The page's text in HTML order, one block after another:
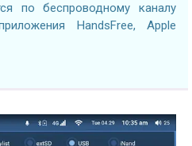
по беспроводному каналу
HandsFree, Apple